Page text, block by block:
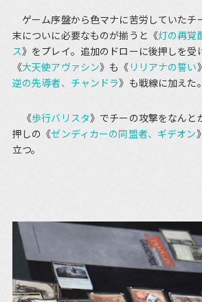
ゲーム序盤から色マナに苦労していたチ
末についに必要なものが揃うと《灯の再覚
ス》をプレイ。追加のドローに後押しを受
《大天使アヴァシン》も《 リリアナの誓い
逆の先導者、チャンドラ》も戦線に加えた。
《歩行バリスタ》でチーの攻撃をなんと
押しの《ゼンディカーの同盟者、ギデオン
立つ。